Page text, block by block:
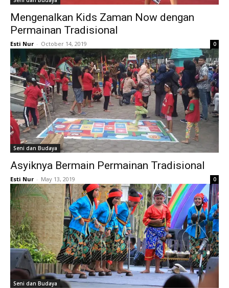
Mengenalkan Kids Zaman Now dengan
Permainan Tradisional
Esti Nur - October 14, 2019 0
Seni dan Budaya
Asyiknya Bermain Permainan Tradisional
Esti Nur - May 13, 2019 0
Seni dan Budaya